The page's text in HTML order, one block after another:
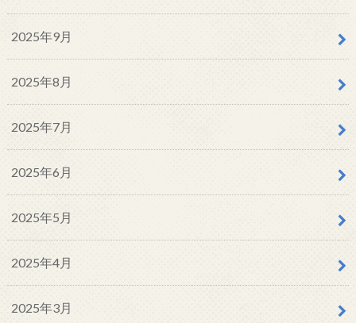
2025年9月
2025年8月
2025年7月
2025年6月
2025年5月
2025年4月
2025年3月